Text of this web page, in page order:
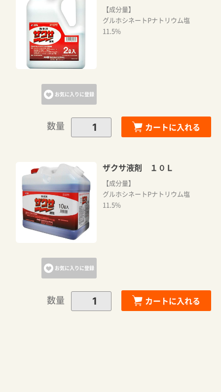
お気に入りに登録
【成分量】
グルホシネートPナトリウム塩
11.5%
数量 カートに入れる
お気に入りに登録
ザクサ液剤 １０Ｌ
【成分量】
グルホシネートPナトリウム塩
11.5%
数量 カートに入れる